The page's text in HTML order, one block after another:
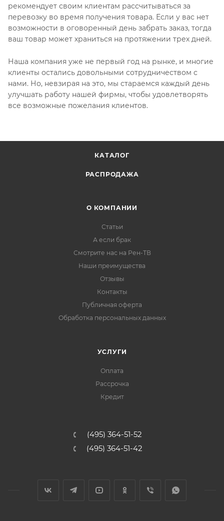
рекомендует своим клиентам рассчитываться за
перевозку во время получения товара. Если у вас нет
возможности в оговоренный день забрать заказ, тогда
ваш товар может храниться на протяжении трех дней.
Наша компания уже не первый год на рынке, и многие
клиенты остались довольными сотрудничеством с
нами. Но, невзирая на это, мы стараемся каждый день
улучшать работу нашей фирмы, чтобы удовлетворять
все возможные пожелания клиентов.
КАТАЛОГ
РАСПРОДАЖА
О КОМПАНИИ
Статьи
А если брак
Смотрите нас на Рен-ТВ
Наши преимущества
Отзывы
Контакты
Публичная оферта
Обработка персональных данных
УСЛУГИ
Оплата
Рассрочка
Кредит
(495) 364-51-52
(495) 364-51-42